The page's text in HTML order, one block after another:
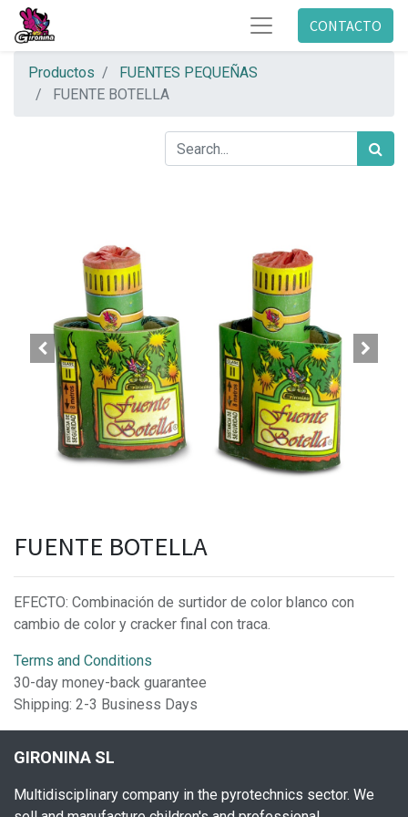
CONTACTO
Productos
FUENTES PEQUEÑAS
FUENTE BOTELLA
FUENTE BOTELLA
EFECTO: Combinación de surtidor de color blanco con
cambio de color y cracker final con traca.
Terms and Conditions
30-day money-back guarantee
Shipping: 2-3 Business Days
GIRONINA SL
Multidisciplinary company in the pyrotechnics sector. We